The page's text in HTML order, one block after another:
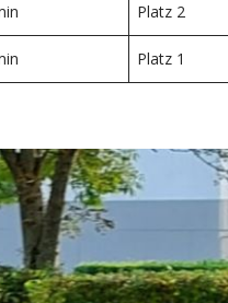
Platz 2
Platz 1